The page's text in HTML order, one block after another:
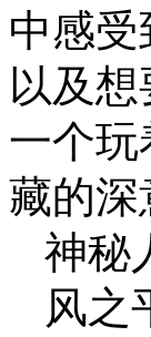
中感
以及
一个
藏的深
神秘
风之